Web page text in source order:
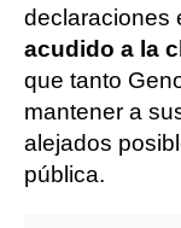
declaraciones
acudido a la
que tanto
mantener a
alejados
pública.